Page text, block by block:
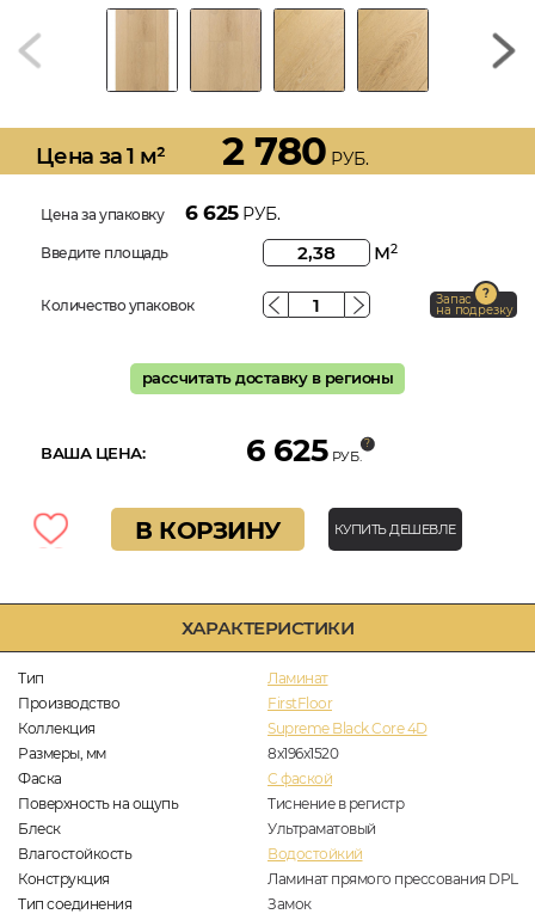
ХАРАКТЕРИСТИКИ
Тип
Ламинат
Производство
FirstFloor
Коллекция
Supreme Black Core 4D
Размеры, мм
8x196x1520
Фаска
C фаской
Поверхность на ощупь
Тиснение в регистр
Блеск
Ультраматовый
Влагостойкость
Водостойкий
Конструкция
Ламинат прямого прессования DPL
Тип соединения
Замок
Цена за 1 м² 2 780 РУБ.
Цена за упаковку 6 625РУБ.
Введите площадь м2
Количество упаковок Запас
на подрезку
рассчитать доставку в регионы
ВАША ЦЕНА: 6 625 РУБ.
В КОРЗИНУ КУПИТЬ ДЕШЕВЛЕ